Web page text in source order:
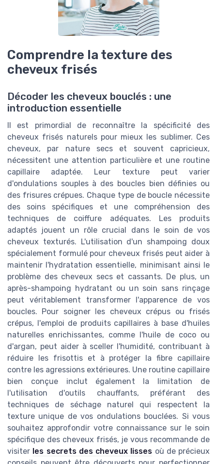
Comprendre la texture des
cheveux frisés
Décoder les cheveux bouclés : une
introduction essentielle
Il est primordial de reconnaître la spécificité des
cheveux frisés naturels pour mieux les sublimer. Ces
cheveux, par nature secs et souvent capricieux,
nécessitent une attention particulière et une routine
capillaire adaptée. Leur texture peut varier
d'ondulations souples à des boucles bien définies ou
des frisures crépues. Chaque type de boucle nécessite
des soins spécifiques et une compréhension des
techniques de coiffure adéquates. Les produits
adaptés jouent un rôle crucial dans le soin de vos
cheveux texturés. L'utilisation d'un shampoing doux
spécialement formulé pour cheveux frisés peut aider à
maintenir l'hydratation essentielle, minimisant ainsi le
problème des cheveux secs et cassants. De plus, un
après-shampoing hydratant ou un soin sans rinçage
peut véritablement transformer l'apparence de vos
boucles. Pour soigner les cheveux crépus ou frisés
crépus, l'emploi de produits capillaires à base d'huiles
naturelles enrichissantes, comme l'huile de coco ou
d'argan, peut aider à sceller l'humidité, contribuant à
réduire les frisottis et à protéger la fibre capillaire
contre les agressions extérieures. Une routine capillaire
bien conçue inclut également la limitation de
l'utilisation d'outils chauffants, préférant des
techniques de séchage naturel qui respectent la
texture unique de vos ondulations bouclées. Si vous
souhaitez approfondir votre connaissance sur le soin
spécifique des cheveux frisés, je vous recommande de
visiter les secrets des cheveux lisses où de précieux